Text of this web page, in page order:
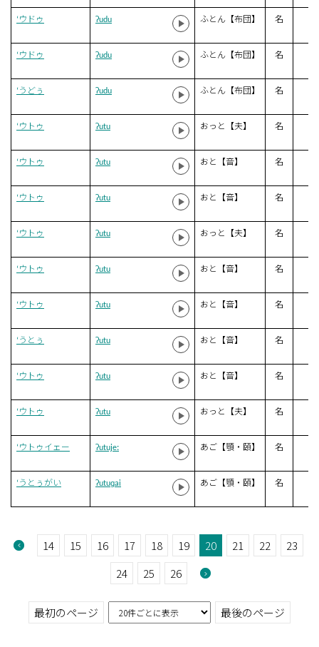
‘ウドゥ ʔudu ふとん【布団】 名
‘ウドゥ ʔudu ふとん【布団】 名
‘うどぅ ʔudu ふとん【布団】 名
‘ウトゥ ʔutu おっと【夫】 名
‘ウトゥ ʔutu おと【音】 名
‘ウトゥ ʔutu おと【音】 名
‘ウトゥ ʔutu おっと【夫】 名
‘ウトゥ ʔutu おと【音】 名
‘ウトゥ ʔutu おと【音】 名
‘うとぅ ʔutu おと【音】 名
‘ウトゥ ʔutu おと【音】 名
‘ウトゥ ʔutu おっと【夫】 名
‘ウトゥイェー ʔutujeː あご【顎・頤】 名
‘うとぅがい ʔutuɡai あご【顎・頤】 名
14 15 16 17 18 19 20 21 22
23
24
25 26
最初のページ 最後のページ